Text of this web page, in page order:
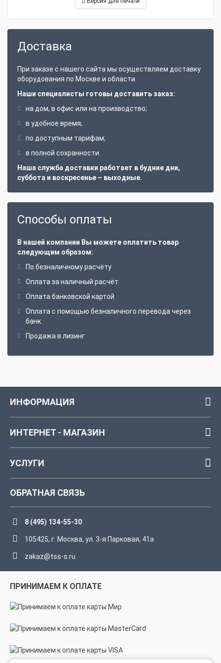
Доставка
При заказе с нашего сайта мы осуществляем доставку
оборудования по Москве и области.
Наши специалисты готовы доставить заказ:
на дом, в офис или на производство;
в удобное время;
по доступным тарифам;
в полной сохранности.
Наша служба доставки работает в будние дни,
суббота и воскресенье – выходные.
Способы оплаты
В нашей компании Вы можете оплатить товар
следующим образом:
По безналичному расчёту
Оплата за наличный расчёт
Оплата банковской картой
Оплата с помощью безналичного перевода через
банк
Продажа в лизинг
ИНФОРМАЦИЯ
ИНТЕРНЕТ - МАГАЗИН
УСЛУГИ
ОБРАТНАЯ СВЯЗЬ
8 (495) 134-55-30
105425, г. Москва, ул. 3-я Парковая, 41а
zakaz@tss-s.ru
ПРИНИМАЕМ К ОПЛАТЕ